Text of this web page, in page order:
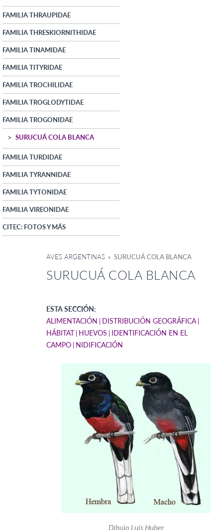
FAMILIA THRAUPIDAE
FAMILIA THRESKIORNITHIDAE
FAMILIA TINAMIDAE
FAMILIA TITYRIDAE
FAMILIA TROCHILIDAE
FAMILIA TROGLODYTIDAE
FAMILIA TROGONIDAE
SURUCUÁ COLA BLANCA
FAMILIA TURDIDAE
FAMILIA TYRANNIDAE
FAMILIA TYTONIDAE
FAMILIA VIREONIDAE
CITEC: FOTOS Y MÁS
AVES ARGENTINAS » SURUCUÁ COLA BLANCA
SURUCUÁ COLA BLANCA
ESTA SECCIÓN:
ALIMENTACIÓN
DISTRIBUCIÓN GEOGRÁFICA
HÁBITAT HUEVOS
IDENTIFICACIÓN EN EL
CAMPO NIDIFICACIÓN
Dibujo Luis Huber